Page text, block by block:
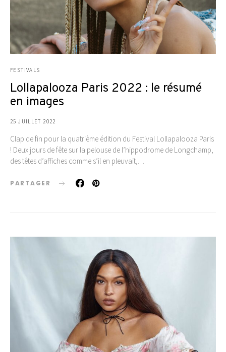
FESTIVALS
Lollapalooza Paris 2022 : le résumé
en images
25 JUILLET 2022
Clap de fin pour la quatrième édition du Festival Lollapalooza Paris
! Deux jours de fête sur la pelouse de l’hippodrome de Longchamp,
des têtes d’affiches comme s’il en pleuvait,…
PARTAGER